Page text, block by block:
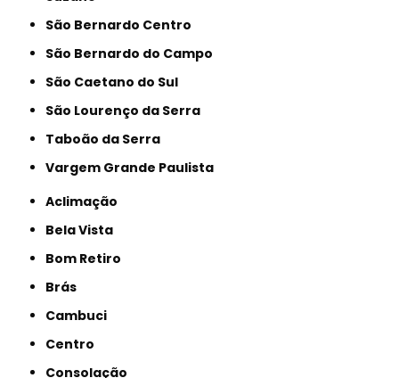
São Bernardo Centro
São Bernardo do Campo
São Caetano do Sul
São Lourenço da Serra
Taboão da Serra
Vargem Grande Paulista
Aclimação
Bela Vista
Bom Retiro
Brás
Cambuci
Centro
Consolação